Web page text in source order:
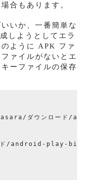
合もあります。
いか、一番簡単な
しようとしてエラ
ように APK ファ
ァイルがないとエ
ーファイルの保存
ダウンロ
ド/android-play-